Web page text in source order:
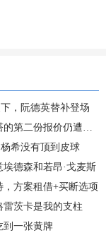
，阮德英替补登场
二份报价仍遭拒绝
希没有顶到皮球
德森和若昂·戈麦斯
方案租借+买断选项
茨卡是我的支柱
到一张黄牌